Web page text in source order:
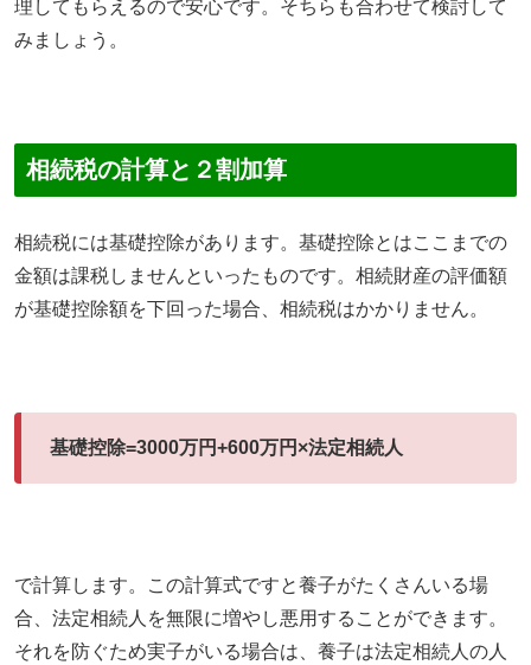
理してもらえるので安心です。そちらも合わせて検討して
みましょう。
相続税の計算と２割加算
相続税には基礎控除があります。基礎控除とはここまでの
金額は課税しませんといったものです。相続財産の評価額
が基礎控除額を下回った場合、相続税はかかりません。
基礎控除=3000万円+600万円×法定相続人
で計算します。この計算式ですと養子がたくさんいる場
合、法定相続人を無限に増やし悪用することができます。
それを防ぐため実子がいる場合は、養子は法定相続人の人